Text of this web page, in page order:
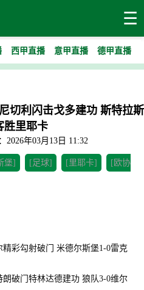
☰
西甲直播 意甲直播 德甲直播
切利闪击戈多建功 斯特拉斯
胜里耶卡
2026年03月13日 11:32
堡] [足球] [里耶卡] [欧协
精彩勾射破门 米德尔斯堡1-0雷克
朗破门特林达德建功 狼队3-0维尔